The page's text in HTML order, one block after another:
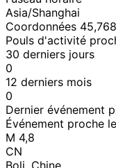
Asia/Shanghai
Coordonnées
Pouls d'activité
30 derniers jours
0
12 derniers mois
0
Dernier événement
Événement proche
M 4,8
CN
Boli, Chine